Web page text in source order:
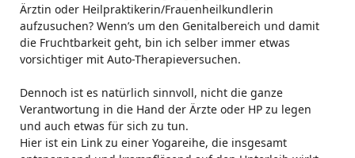
Ärztin oder Heilpraktikerin/Frauenheilkundlerin
aufzusuchen? Wenn’s um den Genitalbereich und damit
die Fruchtbarkeit geht, bin ich selber immer etwas
vorsichtiger mit Auto-Therapieversuchen.
Dennoch ist es natürlich sinnvoll, nicht die ganze
Verantwortung in die Hand der Ärzte oder HP zu legen
und auch etwas für sich zu tun.
Hier ist ein Link zu einer Yogareihe, die insgesamt